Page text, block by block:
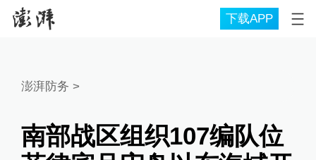
下载APP
澎湃防务 >
南部战区组织107编队位